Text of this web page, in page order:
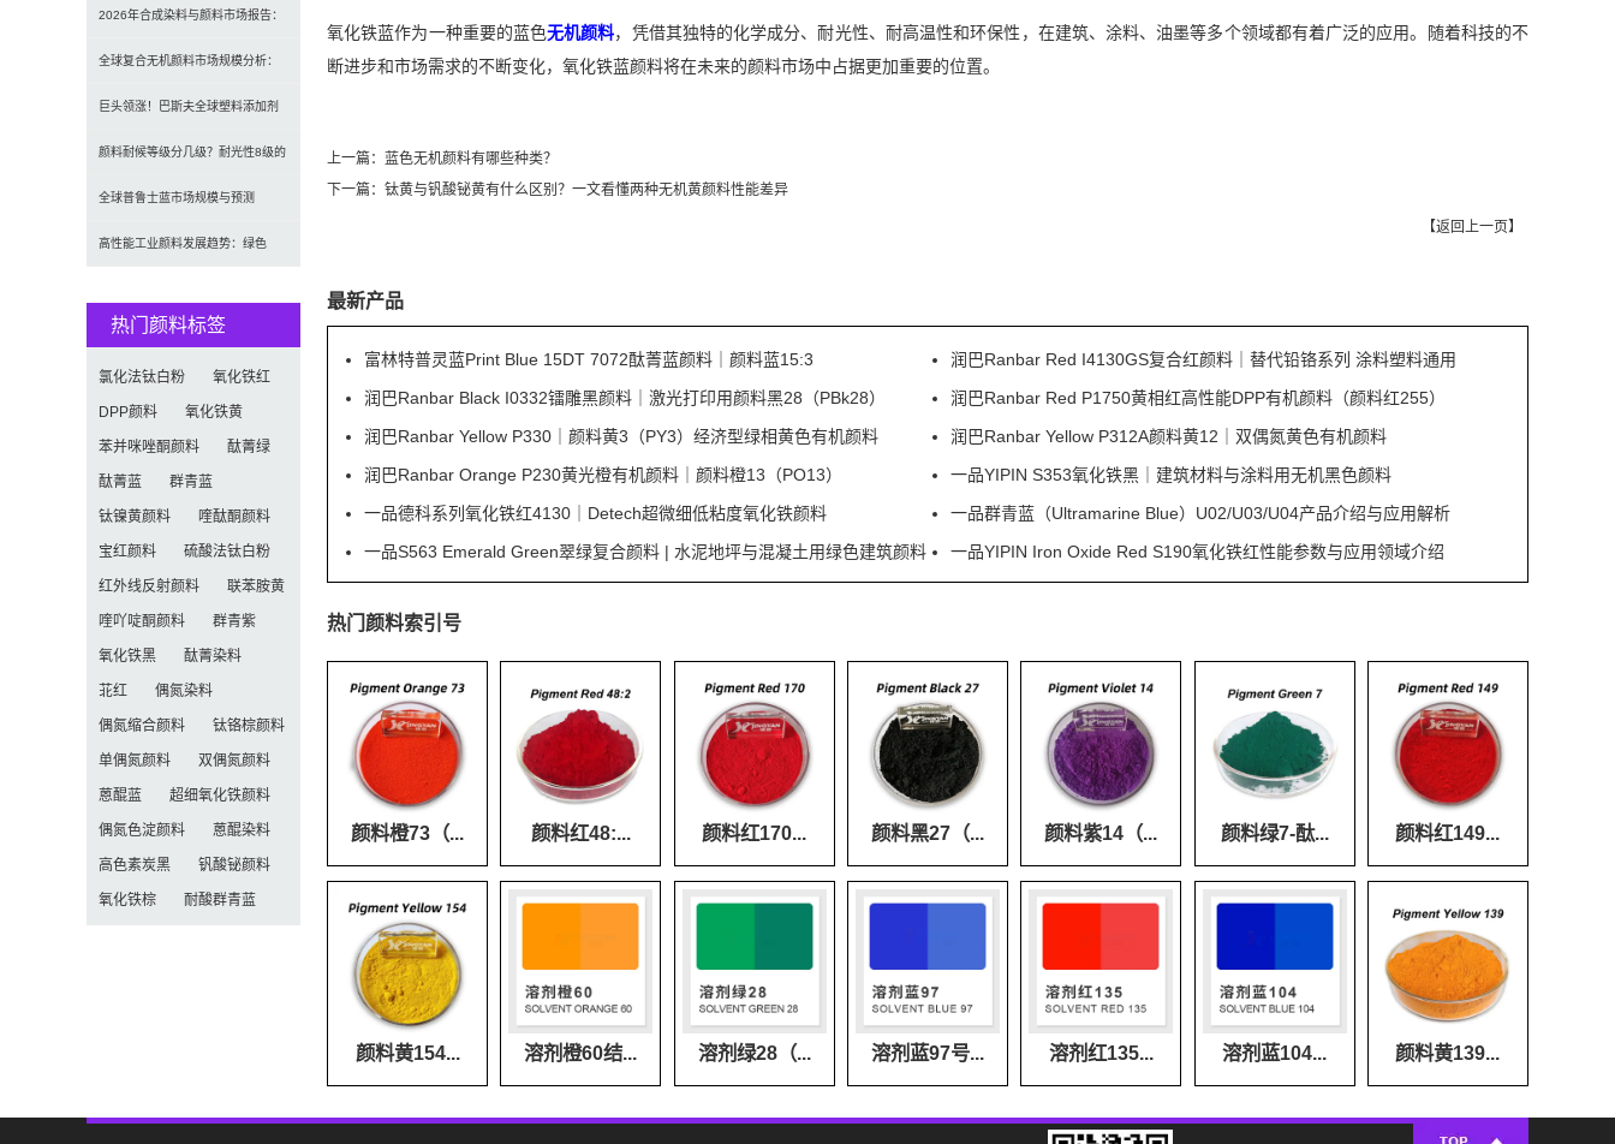
氧化铁蓝作为一种重要的蓝色无机颜料，凭借其独特的化学成分、耐光性、耐高温性和环保性，在建筑、涂料、油墨等多个领域都有着广泛的应用。随着科技的不
断进步和市场需求的不断变化，氧化铁蓝颜料将在未来的颜料市场中占据更加重要的位置。
上一篇： 蓝色无机颜料有哪些种类？
下一篇： 钛黄与钒酸铋黄有什么区别？一文看懂两种无机黄颜料性能差异
【返回上一页】
最新产品
富林特普灵蓝Print Blue 15DT 7072酞菁蓝颜料｜颜料蓝15:3
润巴Ranbar Red I4130GS复合红颜料｜替代铅铬系列 涂料塑料通用
润巴Ranbar Black I0332镭雕黑颜料｜激光打印用颜料黑28（PBk28）
润巴Ranbar Red P1750黄相红高性能DPP有机颜料（颜料红255）
润巴Ranbar Yellow P330｜颜料黄3（PY3）经济型绿相黄色有机颜料
润巴Ranbar Yellow P312A颜料黄12｜双偶氮黄色有机颜料
润巴Ranbar Orange P230黄光橙有机颜料｜颜料橙13（PO13）
一品YIPIN S353氧化铁黑｜建筑材料与涂料用无机黑色颜料
一品德科系列氧化铁红4130｜Detech超微细低粘度氧化铁颜料
一品群青蓝（Ultramarine Blue）U02/U03/U04产品介绍与应用解析
一品S563 Emerald Green翠绿复合颜料 | 水泥地坪与混凝土用绿色建筑颜料
一品YIPIN Iron Oxide Red S190氧化铁红性能参数与应用领域介绍
热门颜料索引号
颜料橙73（... 颜料红48:... 颜料红170... 颜料黑27（... 颜料紫14（... 颜料绿7-酞... 颜料红149...
颜料黄154... 溶剂橙60结... 溶剂绿28（... 溶剂蓝97号... 溶剂红135... 溶剂蓝104... 颜料黄139...
大应用
望：全球规模将达41亿美元，建筑
行业领跑
2026年合成染料与颜料市场报告：
规模、趋势及2030年增长预测
（CAGR 7.1%）
全球复合无机颜料市场规模分析：
2035年达5.39亿美元，建筑与涂料
需求推动增长
巨头领涨！巴斯夫全球塑料添加剂
涨价20% 原材料成本推高行业价格
颜料耐候等级分几级？耐光性8级的
定义及耐候性测试标准解析
全球普鲁士蓝市场规模与预测
（2026-2034）：按类型、形式、
高性能工业颜料发展趋势：绿色
热门颜料标签
氯化法钛白粉 氧化铁红
DPP颜料 氧化铁黄
苯并咪唑酮颜料 酞菁绿
酞菁蓝 群青蓝
钛镍黄颜料 喹酞酮颜料
宝红颜料 硫酸法钛白粉
红外线反射颜料 联苯胺黄
喹吖啶酮颜料 群青紫
氧化铁黑 酞菁染料
苝红 偶氮染料
偶氮缩合颜料 钛铬棕颜料
单偶氮颜料 双偶氮颜料
蒽醌蓝 超细氧化铁颜料
偶氮色淀颜料 蒽醌染料
高色素炭黑 钒酸铋颜料
氧化铁棕 耐酸群青蓝